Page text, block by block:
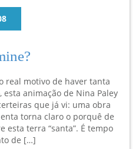
real motivo de haver tanta
animação de Nina Paley
que já vi: uma obra
torna claro o porquê de
esta terra “santa”. É tempo
de […]